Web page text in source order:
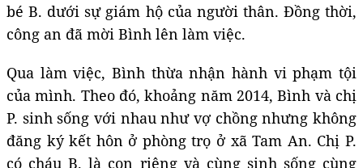
bé B. dưới sự giám hộ của người thân. Đồng thời,
công an đã mời Bình lên làm việc.
Qua làm việc, Bình thừa nhận hành vi phạm tội
của mình. Theo đó, khoảng năm 2014, Bình và chị
P. sinh sống với nhau như vợ chồng nhưng không
đăng ký kết hôn ở phòng trọ ở xã Tam An. Chị P.
có cháu B. là con riêng và cùng sinh sống cùng